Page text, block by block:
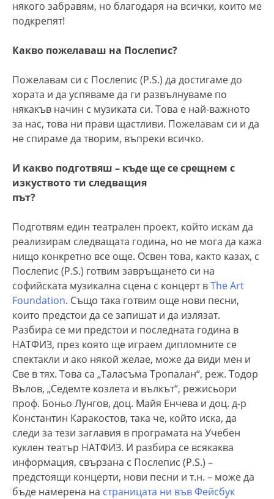
някого забравям, но благодаря на всички, които ме
подкрепят!
Какво пожелаваш на Послепис?
Пожелавам си с Послепис (P.S.) да достигаме до
хората и да успяваме да ги развълнуваме по
някакъв начин с музиката си. Това е най-важното
за нас, това ни прави щастливи. Пожелавам си и да
не спираме да творим, въпреки всичко.
И какво подготвяш – къде ще се срещнем с
изкуството ти следващия
път?
Подготвям един театрален проект, който искам да
реализирам следващата година, но не мога да кажа
нищо конкретно все още. Освен това, както казах, с
Послепис (P.S.) готвим завръщането си на
софийската музикална сцена с концерт вThe Art
Foundation. Също така готвим още нови песни,
които предстои да се запишат и да излязат.
Разбира се ми предстои и последната година в
НАТФИЗ, през която ще играем дипломните се
спектакли и ако някой желае, може да види мен и
Све в тях. Това са „Таласъма Тропалан“, реж. Тодор
Вълов, „Седемте козлета и вълкът“, режисьори
проф. Боньо Лунгов, доц. Майя Енчева и доц. д-р
Константин Каракостов, така че, който иска, да
следи за тези заглавия в програмата на Учебен
куклен театър НАТФИЗ. И разбира се всякаква
информация, свързана с Послепис (P.S.) –
предстоящи концерти, нови песни и т.н. – може да
бъде намерена на страницата ни във Фейсбук